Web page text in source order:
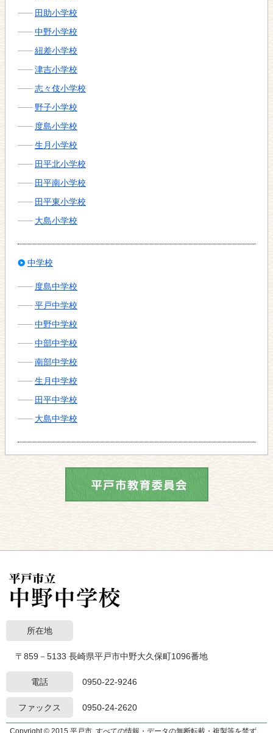
田助小学校
中野小学校
紐差小学校
津吉小学校
志々伎小学校
野子小学校
度島小学校
生月小学校
田平北小学校
田平南小学校
田平東小学校
大島小学校
中学校
度島中学校
平戸中学校
中野中学校
中部中学校
南部中学校
生月中学校
田平中学校
大島中学校
所在地
〒859－5133 長崎県平戸市中野大久保町1096番地
電話 0950-22-9246
ファックス 0950-24-2620